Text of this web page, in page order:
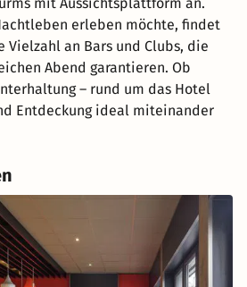
erleben möchte, findet
Vielzahl an Bars und Clubs, die
Abend garantieren. Ob
– rund um das Hotel
Entdeckung ideal miteinander